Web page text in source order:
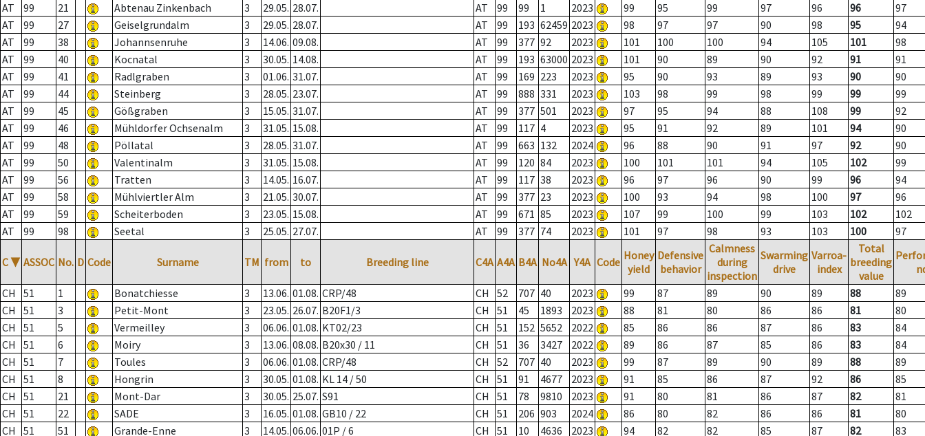
AT
99 21 Abtenau Zinkenbach 3 29.05. 28.07. AT 99 99 1 2023 99 95 99 97 96 96
97
AT
99 27 Geiselgrundalm 3 29.05. 28.07. AT 99 193 62459 2023 98 97 97 90 98 95
94
AT
99 38 Johannsenruhe 3 14.06. 09.08. AT 99 377 92 2023 101 100 100 94 105 101
98
AT
99 40 Kocnatal 3 30.05. 14.08. AT 99 193 63000 2023 101 90 89 90 92 91
91
AT
99 41 Radlgraben 3 01.06. 31.07. AT 99 169 223 2023 95 90 93 89 93 90
90
AT
99 44 Steinberg 3 28.05. 23.07. AT 99 888 331 2023 103 98 99 98 99 99
99
AT
99 45 Gößgraben 3 15.05. 31.07. AT 99 377 501 2023 97 95 94 88 108 99
92
AT
99 46 Mühldorfer Ochsenalm 3 31.05. 15.08. AT 99 117 4 2023 95 91 92 89 101 94
90
AT
99 48 Pöllatal 3 28.05. 31.07. AT 99 663 132 2024 96 88 90 91 97 92
90
AT
99 50 Valentinalm 3 31.05. 15.08. AT 99 120 84 2023 100 101 101 94 105 102
99
AT
99 56 Tratten 3 14.05. 16.07. AT 99 117 38 2023 96 97 96 90 99 96
94
AT
99 58 Mühlviertler Alm 3 21.05. 30.07. AT 99 377 23 2023 100 93 94 98 100 97
96
AT
99 59 Scheiterboden 3 23.05. 15.08. AT 99 671 85 2023 107 99 100 99 103 102
102
AT
99 98 Seetal 3 25.05. 27.07. AT 99 377 74 2023 101 97 98 93 103 100 97
C ▼ ASSOC No. D Code Surname TM from to Breeding line C4A A4A B4A No4A Y4A Code Honey
yield
Defensive
behavior
Calmness
during
inspection
Swarming
drive
Varroa-
index
Total
breeding
value
CH
51 1 Bonatchiesse 3 13.06. 01.08. CRP/48 CH 52 707 40 2023 99 87 89 90 89 88
89
CH
51 3 Petit-Mont 3 23.05. 26.07. B20F1/3 CH 51 45 1893 2023 88 81 80 86 86 81
80
CH
51 5 Vermeilley 3 06.06. 01.08. KT02/23 CH 51 152 5652 2022 85 86 86 87 86 83
84
CH
51 6 Moiry 3 13.06. 08.08. B20x30 / 11 CH 51 36 3427 2022 89 86 87 85 86 83
84
CH
51 7 Toules 3 06.06. 01.08. CRP/48 CH 52 707 40 2023 99 87 89 90 89 88
89
CH
51 8 Hongrin 3 30.05. 01.08. KL 14 / 50 CH 51 91 4677 2023 91 85 86 87 92 86
85
CH
51 21 Mont-Dar 3 30.05. 25.07. S91 CH 51 78 9810 2023 91 80 81 86 87 82
81
CH
51 22 SADE 3 16.05. 01.08. GB10 / 22 CH 51 206 903 2024 86 80 82 86 86 81
80
CH
51 51 Grande-Enne 3 14.05. 06.06. 01P / 6 CH 51 10 4636 2023 94 82 82 85 87 82 83